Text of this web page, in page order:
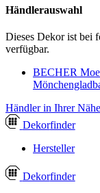
Händlerauswahl
Dieses Dekor ist bei
verfügbar.
BECHER
Händler in Ihrer
Dekorfinder
Hersteller
Dekorfinder